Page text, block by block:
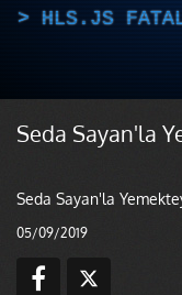
HLS.JS
Seda Sayan'la
Seda Sayan'la
05/09/2019